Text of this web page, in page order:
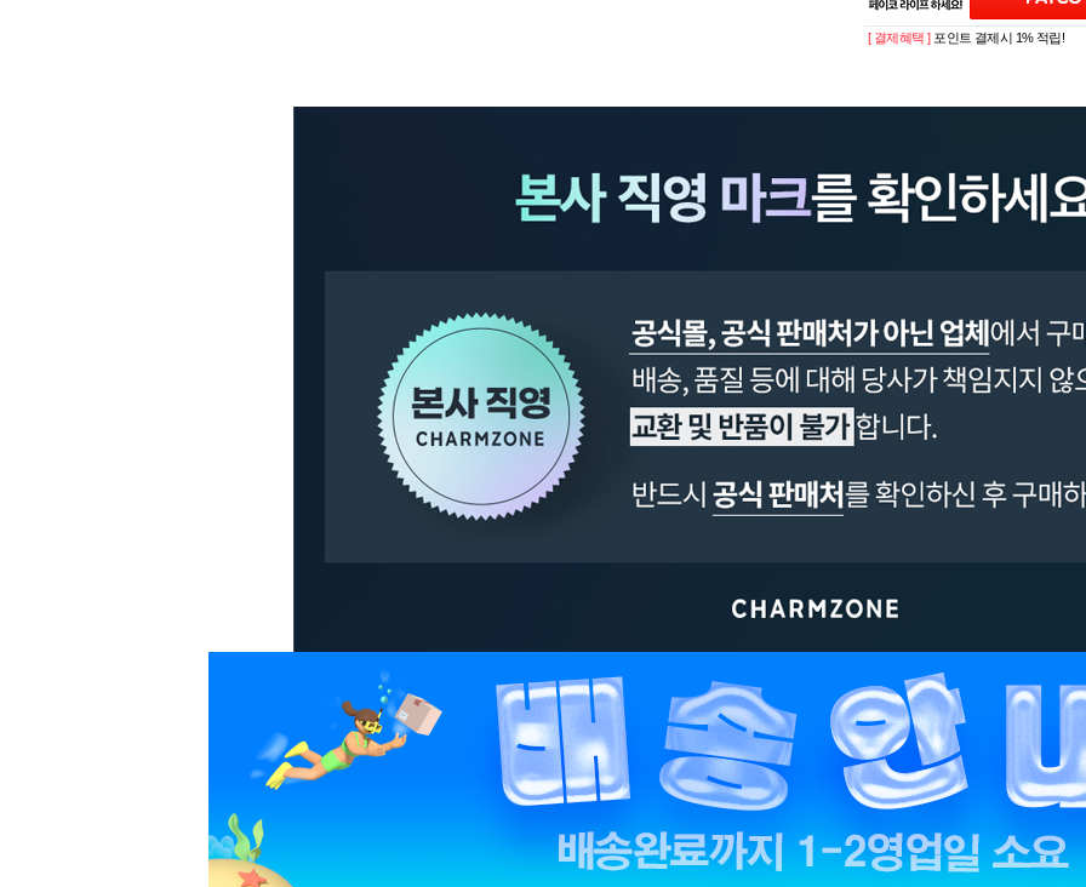
[ 결제혜택 ] 포인트 결제시 1% 적립!